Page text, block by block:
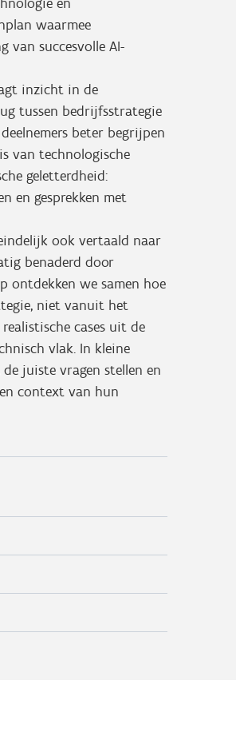
waarmee
van succesvolle AI-
inzicht in de
tussen bedrijfsstrategie
beter begrijpen
van technologische
geletterdheid:
en gesprekken met
ook vertaald naar
benaderd door
ontdekken we samen hoe
niet vanuit het
cases uit de
vlak. In kleine
juiste vragen stellen en
context van hun